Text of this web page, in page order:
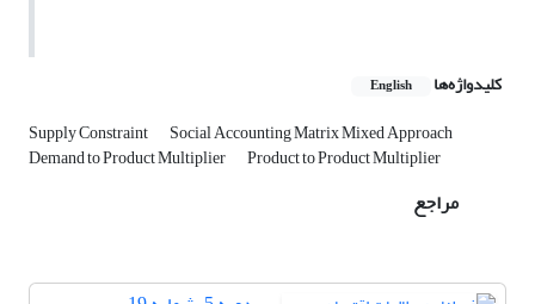
کلیدواژه‌ها English
Supply Constraint Social Accounting Matrix Mixed Approach
Demand to Product Multiplier Product to Product Multiplier
مراجع